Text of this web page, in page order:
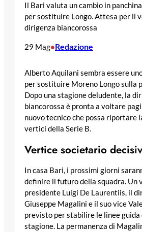
Il Bari valuta un cambio in
per sostituire Longo. Attesa per il
dirigenza biancorossa
29 Mag•Redazione
Alberto Aquilani sembra essere
per sostituire Moreno Longo sulla
Dopo una stagione deludente, la
biancorossa è pronta a voltare
nuovo tecnico che possa riportare
vertici della Serie B.
Vertice societario
In casa Bari, i prossimi giorni
definire il futuro della squadra. Un
presidente Luigi De Laurentiis, il
Giuseppe Magalini e il suo vice
previsto per stabilire le linee guida
stagione. La permanenza di